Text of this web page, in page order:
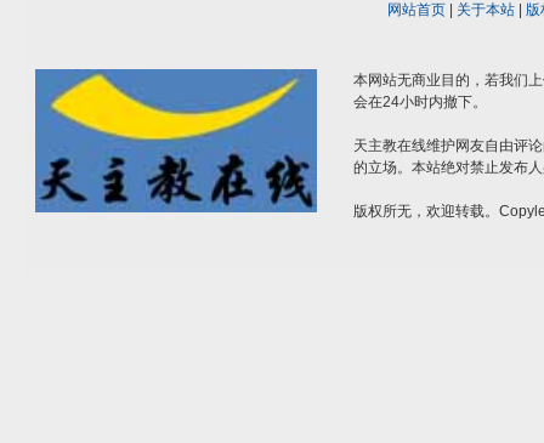
网站首页| 关于本站| 版
本网站无商业目的，若我们
会在24小时内撤下。
天主教在线维护网友自由评
的立场。本站绝对禁止发布
版权所无，欢迎转载。